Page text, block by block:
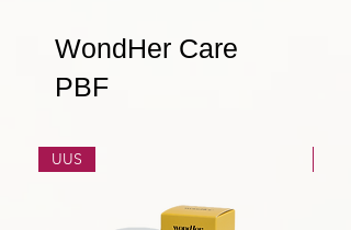
WondHer Care
PBF
UUS